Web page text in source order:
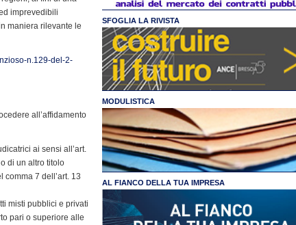
imprevedibili
maniera rilevante le
n.129-del-2-
all’affidamento
ai sensi all’art.
di un altro titolo
7 dell’art. 13
misti pubblici e privati
pari o superiore alle
SFOGLIA LA RIVISTA
MODULISTICA
AL FIANCO DELLA TUA IMPRESA